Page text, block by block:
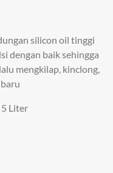
silicon oil tinggi
dengan baik sehingga
mengkilap, kinclong,
Liter